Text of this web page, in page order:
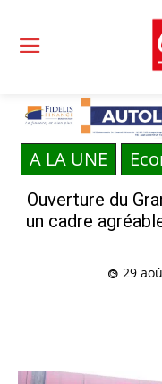
A LA UNE
Ouverture du
un cadre
29